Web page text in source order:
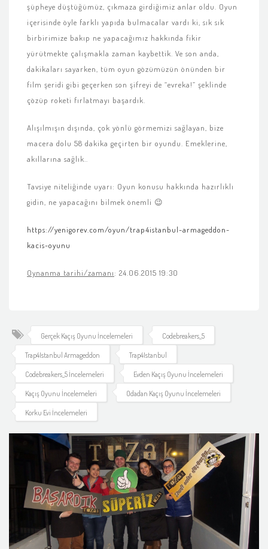
şüpheye düştüğümüz, çıkmaza girdiğimiz anlar oldu. Oyun
içerisinde öyle farklı yapıda bulmacalar vardı ki, sık sık
birbirimize bakıp ne yapacağımız hakkında fikir
yürütmekte çalışmakla zaman kaybettik. Ve son anda,
dakikaları sayarken, tüm oyun gözümüzün önünden bir
film şeridi gibi geçerken son şifreyi de “evreka!” şeklinde
çözüp roketi fırlatmayı başardık.
Alışılmışın dışında, çok yönlü görmemizi sağlayan, bize
macera dolu 58 dakika geçirten bir oyundu. Emeklerine,
akıllarına sağlık..
Tavsiye niteliğinde uyarı: Oyun konusu hakkında hazırlıklı
gidin, ne yapacağını bilmek önemli 😉
https://yenigorev.com/oyun/trap4istanbul-armageddon-
kacis-oyunu
Oynanma tarihi/zamanı: 24.06.2015 19:30
Gerçek Kaçış Oyunu İncelemeleri Codebreakers_5
Trap4Istanbul Armageddon Trap4Istanbul
Codebreakers_5 İncelemeleri Evden Kaçış Oyunu İncelemeleri
Kaçış Oyunu İncelemeleri Odadan Kaçış Oyunu İncelemeleri
Korku Evi İncelemeleri